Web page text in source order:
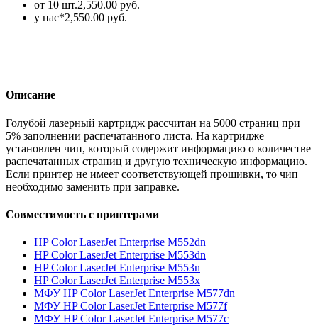
от 10 шт.2,550.00 руб.
у нас*2,550.00 руб.
Описание
Голубой лазерный картридж рассчитан на 5000 страниц при
5% заполнении распечатанного листа. На картридже
установлен чип, который содержит информацию о количестве
распечатанных страниц и другую техническую информацию.
Если принтер не имеет соответствующей прошивки, то чип
необходимо заменить при заправке.
Совместимость с принтерами
HP Color LaserJet Enterprise M552dn
HP Color LaserJet Enterprise M553dn
HP Color LaserJet Enterprise M553n
HP Color LaserJet Enterprise M553x
МФУ HP Color LaserJet Enterprise M577dn
МФУ HP Color LaserJet Enterprise M577f
МФУ HP Color LaserJet Enterprise M577c